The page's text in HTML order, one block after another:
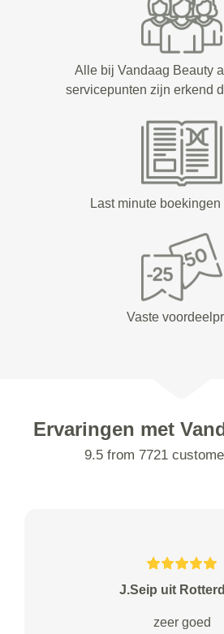
Alle bij Vandaag Beauty
servicepunten zijn erkend
Last minute
Vaste
Ervaringen met
9.5 from 7721
J.Seip uit
zeer goed